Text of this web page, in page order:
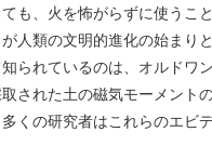
も、火を怖がらずに使うこ
人類の文明的進化の始まり
られているのは、オルドワ
された土の磁気モーメント
くの研究者はこれらのエビ